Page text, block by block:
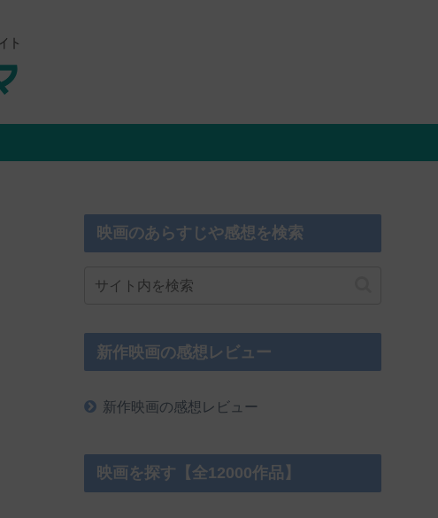
映画のあらすじや感想を検索
新作映画の感想レビュー
新作映画の感想レビュー
映画を探す【全12000作品】